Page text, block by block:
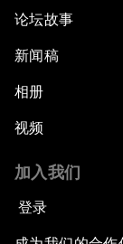
论坛故事
新闻稿
相册
视频
加入我们
登录